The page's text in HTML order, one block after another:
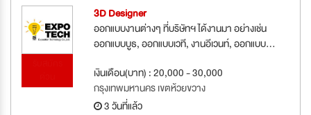
3D Designer
ออกแบบงานต่างๆ ที่บริษัทฯ ได้งานมา อย่างเช่น
ออกแบบบูธ, ออกแบบเวที, งานอีเวนท์, ออกแบบ...
เงินเดือน(บาท) : 20,000 - 30,000
กรุงเทพมหานคร เขตห้วยขวาง
3 วันที่แล้ว